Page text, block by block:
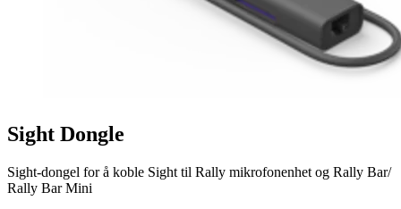
Sight Dongle
Sight-dongel for å koble Sight til Rally mikrofonenhet og Rally Bar/
Rally Bar Mini